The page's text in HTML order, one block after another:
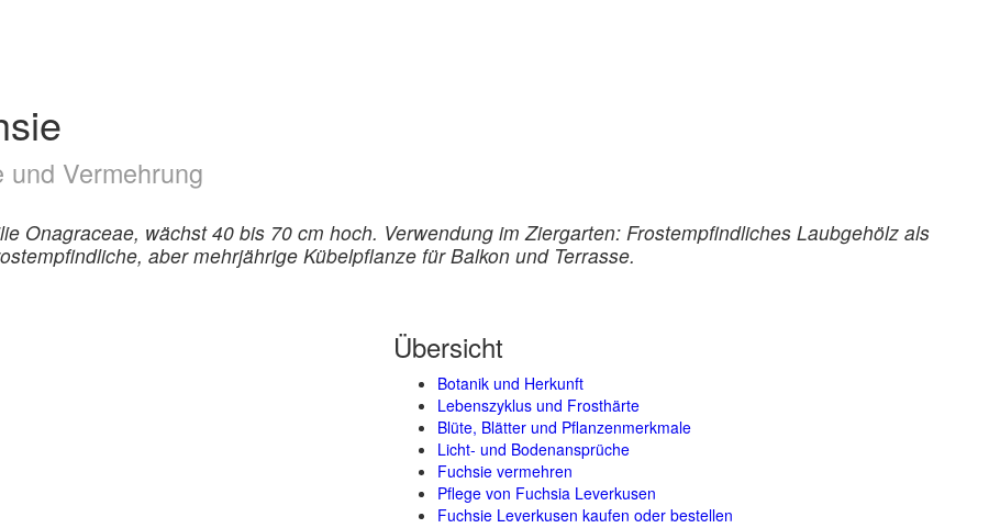
Vermehrung
Onagraceae, wächst 40 bis 70 cm hoch. Verwendung im Ziergarten: Frostempfindliches Laubgehölz als
aber mehrjährige Kübelpflanze für Balkon und Terrasse.
Übersicht
Botanik und Herkunft
Lebenszyklus und Frosthärte
Blüte, Blätter und Pflanzenmerkmale
Licht- und Bodenansprüche
Fuchsie vermehren
Pflege von Fuchsia Leverkusen
Fuchsie Leverkusen kaufen oder bestellen